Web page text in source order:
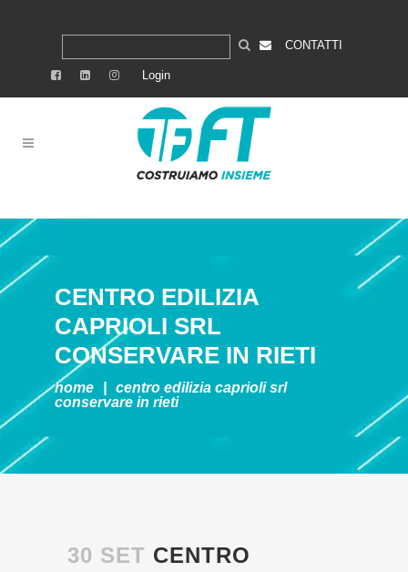
CONTATTI
Login
CENTRO EDILIZIA
CAPRIOLI SRL
CONSERVARE IN RIETI
home
centro edilizia caprioli srl
conservare in rieti
30 SET CENTRO